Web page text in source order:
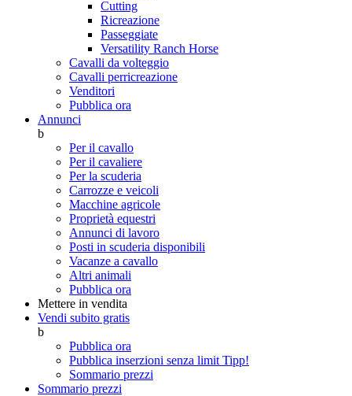
Cutting
Ricreazione
Passeggiate
Versatility Ranch Horse
Cavalli da volteggio
Cavalli perricreazione
Venditori
Pubblica ora
Annunci
b
Per il cavallo
Per il cavaliere
Per la scuderia
Carrozze e veicoli
Macchine agricole
Proprietà equestri
Annunci di lavoro
Posti in scuderia disponibili
Vacanze a cavallo
Altri animali
Pubblica ora
Mettere in vendita
Vendi subito gratis
b
Pubblica ora
Pubblica inserzioni senza limit Tipp!
Sommario prezzi
Sommario prezzi